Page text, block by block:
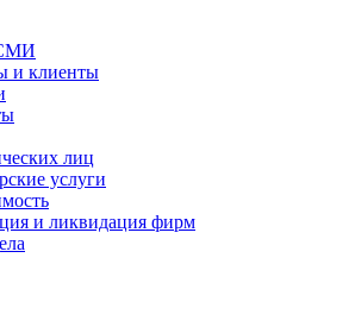
и клиенты
лиц
услуги
и ликвидация фирм